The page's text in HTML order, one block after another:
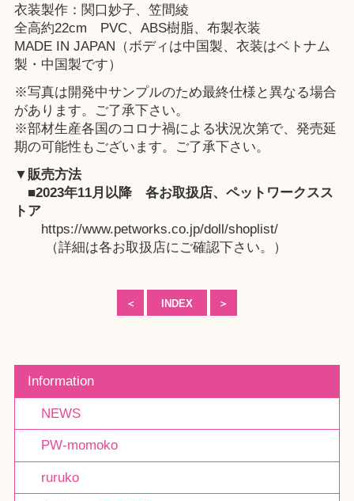
衣装製作：関口妙子、笠間綾
全高約22cm PVC、ABS樹脂、布製衣装
MADE IN JAPAN（ボディは中国製、衣装はベトナム
製・中国製です）
※写真は開発中サンプルのため最終仕様と異なる場合
があります。ご了承下さい。
※部材生産各国のコロナ禍による状況次第で、発売延
期の可能性もございます。ご了承下さい。
▼販売方法
■2023年11月以降 各お取扱店、 ペットワークスス
トア
https://www.petworks.co.jp/doll/shoplist/
（詳細は各お取扱店にご確認下さい。）
＜ INDEX ＞
Information
NEWS
PW-momoko
ruruko